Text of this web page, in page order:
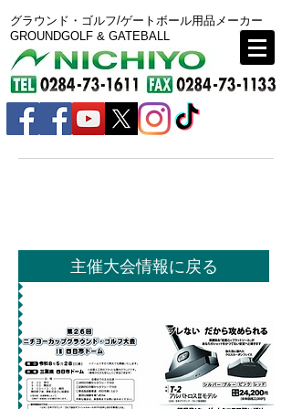
グラウンド・ゴルフ/ゲートボール用品メーカー
GROUNDGOLF & GATEBALL
主催大会情報に戻る